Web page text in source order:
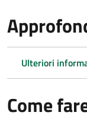
Ulteriori
Come